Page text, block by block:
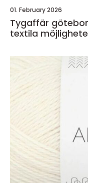
01. February 2026
Tygaffär göteborg en guide till
textila